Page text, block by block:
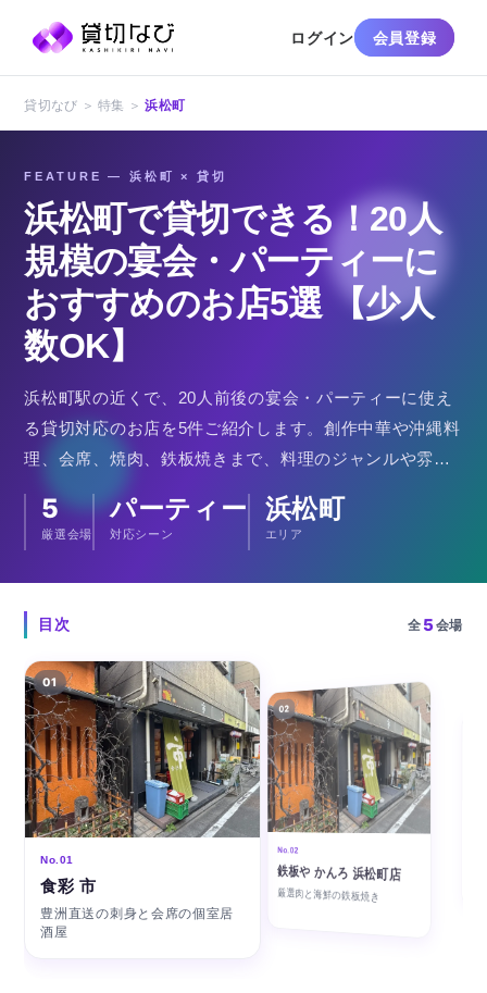
ログイン 会員登録
貸切なび ＞ 特集 ＞浜松町
FEATURE — 浜松町 × 貸切
浜松町で貸切できる！20人
規模の宴会・パーティーに
おすすめのお店5選 【少人
数OK】
浜松町駅の近くで、20人前後の宴会・パーティーに使え
る貸切対応のお店を5件ご紹介します。創作中華や沖縄料
理、会席、焼肉、鉄板焼きまで、料理のジャンルや雰囲
5
厳選会場
パーティー
対応シーン
浜松町
エリア
目次 全 5会場
01
No.01
食彩 市
豊洲直送の刺身と会席の個室居
酒屋
02
No.02
鉄板や かんろ 浜松町店
厳選肉と海鮮の鉄板焼き